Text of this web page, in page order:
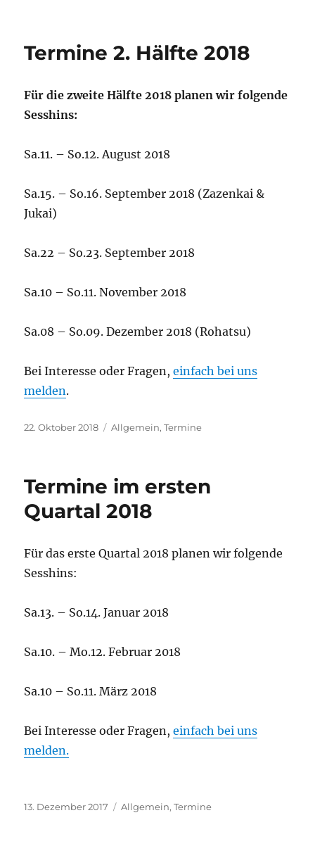
Termine 2. Hälfte 2018
Für die zweite Hälfte 2018 planen wir folgende
Sesshins:
Sa.11. – So.12. August 2018
Sa.15. – So.16. September 2018 (Zazenkai &
Jukai)
Sa.22 – So.23. September 2018
Sa.10 – So.11. November 2018
Sa.08 – So.09. Dezember 2018 (Rohatsu)
Bei Interesse oder Fragen,einfach bei uns
melden.
Veröffentlicht
22. Oktober 2018 Kategorien
Allgemein,Termine
Termine im ersten
Quartal 2018
Für das erste Quartal 2018 planen wir folgende
Sesshins:
Sa.13. – So.14. Januar 2018
Sa.10. – Mo.12. Februar 2018
Sa.10 – So.11. März 2018
Bei Interesse oder Fragen,einfach bei uns
melden.
Veröffentlicht
13. Dezember 2017 Kategorien
Allgemein,Termine